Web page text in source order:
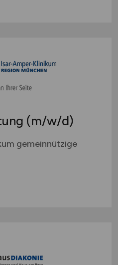
(m/w/d)
gemeinnützige